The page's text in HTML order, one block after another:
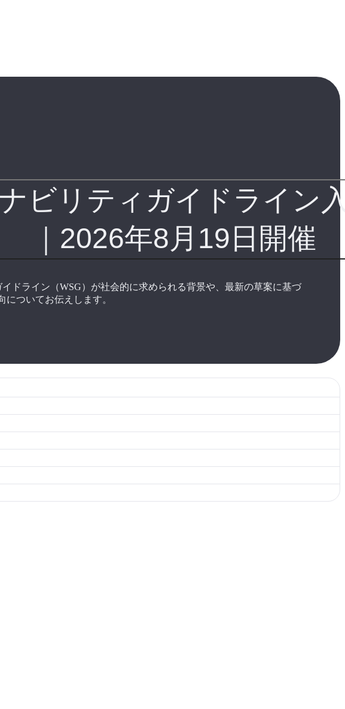
ドライン（WSG）が社会的に求められる背景や、最新の草案に基づ
についてお伝えします。
ビリティガイドライン
｜2026年8月19日開催